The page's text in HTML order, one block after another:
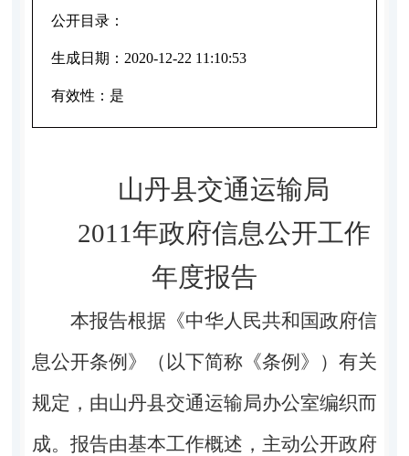
公开目录：
生成日期： 2020-12-22 11:10:53
有效性： 是
山丹县交通运输局
2011年政府信息公开工作
年度报告
本报告根据《中华人民共和国政府信
息公开条例》（以下简称《条例》）有关
规定，由山丹县交通运输局办公室编织而
成。报告由基本工作概述，主动公开政府